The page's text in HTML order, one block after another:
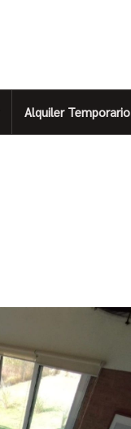
Alquiler Temporario